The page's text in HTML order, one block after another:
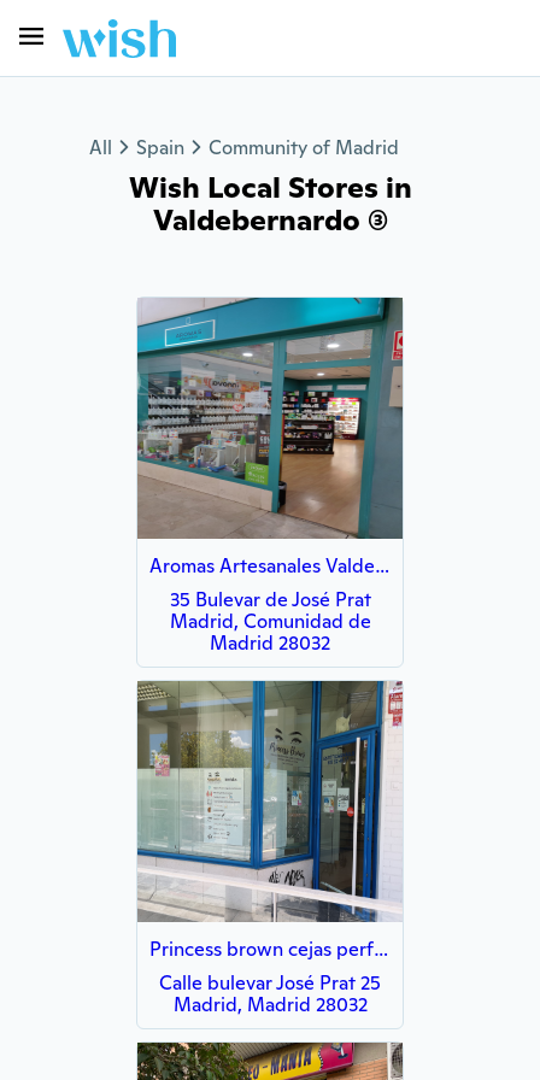
All Spain Community of Madrid
Wish Local Stores in
Valdebernardo (3)
Aromas Artesanales Valdebernardo
35 Bulevar de José Prat
Madrid, Comunidad de
Madrid 28032
Princess brown cejas perfectas
Calle bulevar José Prat 25
Madrid, Madrid 28032